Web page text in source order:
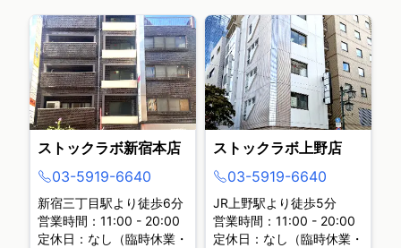
ストックラボ新宿本店
03-5919-6640
新宿三丁目駅より徒歩6分
営業時間：11:00 - 20:00
定休日：なし（臨時休業・
ストックラボ上野店
03-5919-6640
JR上野駅より徒歩5分
営業時間：11:00 - 20:00
定休日：なし（臨時休業・